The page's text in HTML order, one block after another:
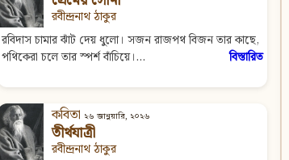
রবীন্দ্রনাথ ঠাকুর
রবিদাস চামার ঝাঁট দেয় ধুলো। সজন রাজপথ বিজন তার কাছে,
পথিকেরা চলে তার স্পর্শ বাঁচিয়ে।...
বিস্তারিত
কবিতা ২৬ জানুয়ারি, ২০২৬
তীর্থযাত্রী
রবীন্দ্রনাথ ঠাকুর